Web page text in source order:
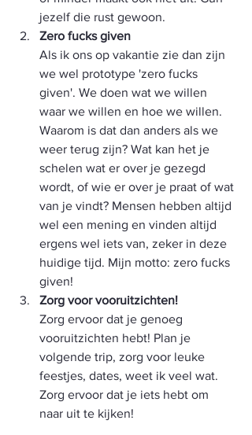
jezelf die rust gewoon.
Zero fucks given
Als ik ons op vakantie zie dan zijn
we wel prototype 'zero fucks
given'. We doen wat we willen
waar we willen en hoe we willen.
Waarom is dat dan anders als we
weer terug zijn? Wat kan het je
schelen wat er over je gezegd
wordt, of wie er over je praat of wat
van je vindt? Mensen hebben altijd
wel een mening en vinden altijd
ergens wel iets van, zeker in deze
huidige tijd. Mijn motto: zero fucks
given!
Zorg voor vooruitzichten!
Zorg ervoor dat je genoeg
vooruitzichten hebt! Plan je
volgende trip, zorg voor leuke
feestjes, dates, weet ik veel wat.
Zorg ervoor dat je iets hebt om
naar uit te kijken!